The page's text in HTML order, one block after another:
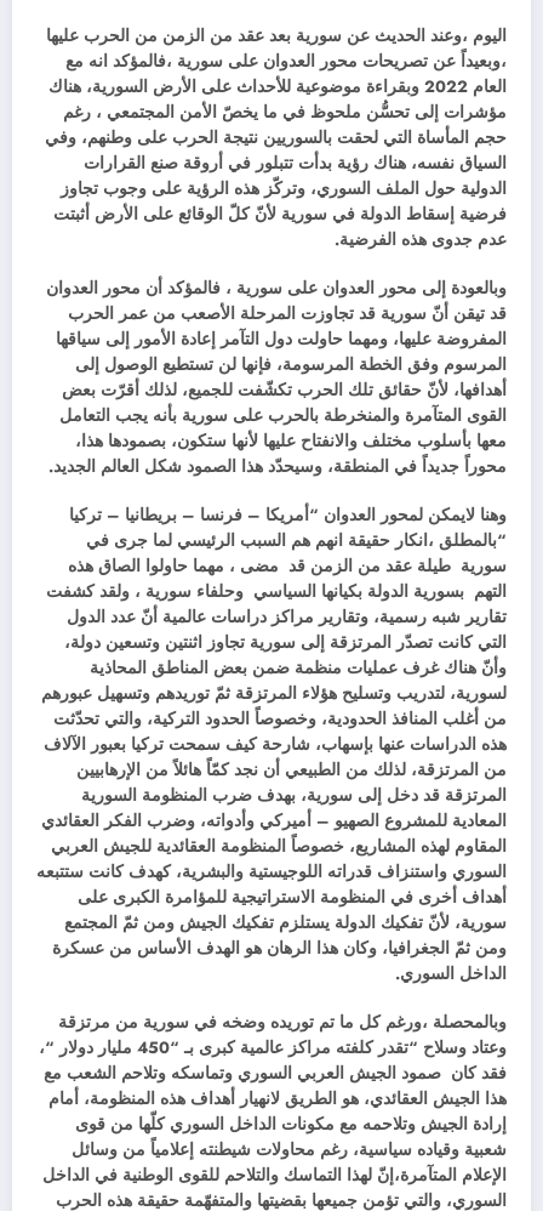
اليوم ،وعند الحديث عن سورية بعد عقد من الزمن من الحرب عليها
،وبعيداً عن تصريحات محور العدوان على سورية ،فالمؤكد انه مع
العام 2022 وبقراءة موضوعية للأحداث على الأرض السورية، هناك
مؤشرات إلى تحسُّن ملحوظ في ما يخصّ الأمن المجتمعي ، رغم
حجم المأساة التي لحقت بالسوريين نتيجة الحرب على وطنهم، وفي
السياق نفسه، هناك رؤية بدأت تتبلور في أروقة صنع القرارات
الدولية حول الملف السوري، وتركّز هذه الرؤية على وجوب تجاوز
فرضية إسقاط الدولة في سورية لأنّ كلّ الوقائع على الأرض أثبتت
عدم جدوى هذه الفرضية.
وبالعودة إلى محور العدوان على سورية ، فالمؤكد أن محور العدوان
قد تيقن أنّ سورية قد تجاوزت المرحلة الأصعب من عمر الحرب
المفروضة عليها، ومهما حاولت دول التآمر إعادة الأمور إلى سياقها
المرسوم وفق الخطة المرسومة، فإنها لن تستطيع الوصول إلى
أهدافها، لأنّ حقائق تلك الحرب تكشّفت للجميع، لذلك أقرّت بعض
القوى المتآمرة والمنخرطة بالحرب على سورية بأنه يجب التعامل
معها بأسلوب مختلف والانفتاح عليها لأنها ستكون، بصمودها هذا،
محوراً جديداً في المنطقة، وسيحدّد هذا الصمود شكل العالم الجديد.
وهنا لايمكن لمحور العدوان “أمريكا – فرنسا – بريطانيا – تركيا
“بالمطلق ،انكار حقيقة انهم هم السبب الرئيسي لما جرى في
سورية طيلة عقد من الزمن قد مضى ، مهما حاولوا الصاق هذه
التهم بسورية الدولة بكيانها السياسي وحلفاء سورية ، ولقد كشفت
تقارير شبه رسمية، وتقارير مراكز دراسات عالمية أنّ عدد الدول
التي كانت تصدّر المرتزقة إلى سورية تجاوز اثنتين وتسعين دولة،
وأنّ هناك غرف عمليات منظمة ضمن بعض المناطق المحاذية
لسورية، لتدريب وتسليح هؤلاء المرتزقة ثمّ توريدهم وتسهيل عبورهم
من أغلب المنافذ الحدودية، وخصوصاً الحدود التركية، والتي تحدّثت
هذه الدراسات عنها بإسهاب، شارحة كيف سمحت تركيا بعبور الآلاف
من المرتزقة، لذلك من الطبيعي أن نجد كمّاً هائلاً من الإرهابيين
المرتزقة قد دخل إلى سورية، بهدف ضرب المنظومة السورية
المعادية للمشروع الصهيو – أميركي وأدواته، وضرب الفكر العقائدي
المقاوم لهذه المشاريع، خصوصاً المنظومة العقائدية للجيش العربي
السوري واستنزاف قدراته اللوجيستية والبشرية، كهدف كانت ستتبعه
أهداف أخرى في المنظومة الاستراتيجية للمؤامرة الكبرى على
سورية، لأنّ تفكيك الدولة يستلزم تفكيك الجيش ومن ثمّ المجتمع
ومن ثمّ الجغرافيا، وكان هذا الرهان هو الهدف الأساس من عسكرة
الداخل السوري.
وبالمحصلة ،ورغم كل ما تم توريده وضخه في سورية من مرتزقة
وعتاد وسلاح “تقدر كلفته مراكز عالمية كبرى بـ “450 مليار دولار “،
فقد كان صمود الجيش العربي السوري وتماسكه وتلاحم الشعب مع
هذا الجيش العقائدي، هو الطريق لانهيار أهداف هذه المنظومة، أمام
إرادة الجيش وتلاحمه مع مكونات الداخل السوري كلّها من قوى
شعبية وقياده سياسية، رغم محاولات شيطنته إعلامياً من وسائل
الإعلام المتآمرة،إنّ لهذا التماسك والتلاحم للقوى الوطنية في الداخل
السوري، والتي تؤمن جميعها بقضيتها والمتفهّمة حقيقة هذه الحرب